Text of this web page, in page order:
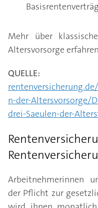
Mehr über
Altersvorsorge
n-der-Altersvorsorge/
drei-Saeulen-der-
Arbeitnehmerinnen
der Pflicht zur